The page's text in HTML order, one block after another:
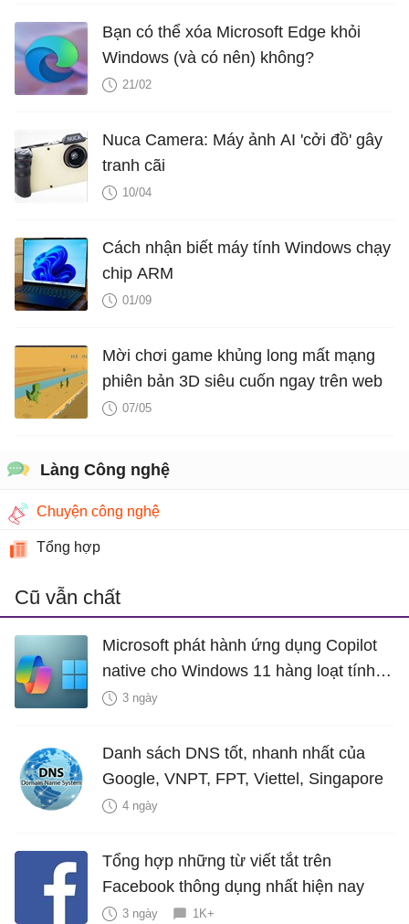
Bạn có thể xóa Microsoft Edge khỏi
Windows (và có nên) không?
21/02
Nuca Camera: Máy ảnh AI 'cởi đồ' gây
tranh cãi
10/04
Cách nhận biết máy tính Windows chạy
chip ARM
01/09
Mời chơi game khủng long mất mạng
phiên bản 3D siêu cuốn ngay trên web
07/05
Làng Công nghệ
Chuyện công nghệ
Tổng hợp
Cũ vẫn chất
Microsoft phát hành ứng dụng Copilot
native cho Windows 11 hàng loạt tính
năng mới Hữu Ích
3 ngày
Danh sách DNS tốt, nhanh nhất của
Google, VNPT, FPT, Viettel, Singapore
4 ngày
Tổng hợp những từ viết tắt trên
Facebook thông dụng nhất hiện nay
3 ngày 1K+